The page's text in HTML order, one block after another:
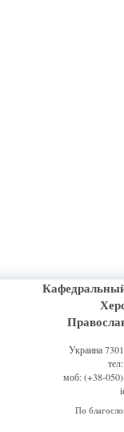
Украина
моб: (+38-
По